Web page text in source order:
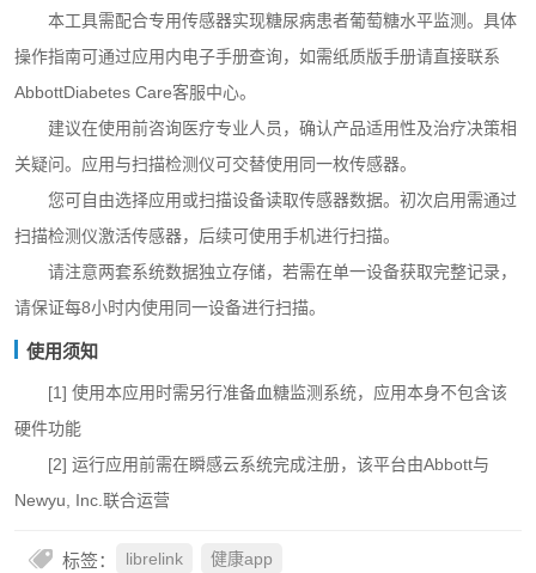
本工具需配合专用传感器实现糖尿病患者葡萄糖水平监测。具体
操作指南可通过应用内电子手册查询，如需纸质版手册请直接联系
AbbottDiabetes Care客服中心。
建议在使用前咨询医疗专业人员，确认产品适用性及治疗决策相
关疑问。应用与扫描检测仪可交替使用同一枚传感器。
您可自由选择应用或扫描设备读取传感器数据。初次启用需通过
扫描检测仪激活传感器，后续可使用手机进行扫描。
请注意两套系统数据独立存储，若需在单一设备获取完整记录，
请保证每8小时内使用同一设备进行扫描。
使用须知
[1] 使用本应用时需另行准备血糖监测系统，应用本身不包含该
硬件功能
[2] 运行应用前需在瞬感云系统完成注册，该平台由Abbott与
Newyu, Inc.联合运营
标签： librelink 健康app